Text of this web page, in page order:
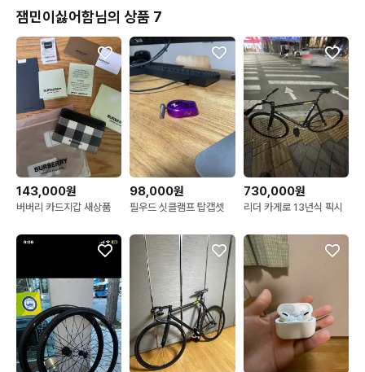
잼민이싫어함님의 상품 7
143,000원
버버리 카드지갑 새상품
98,000원
필우드 싯클램프 탑캡셋
730,000원
리더 카게로 13년식 픽시